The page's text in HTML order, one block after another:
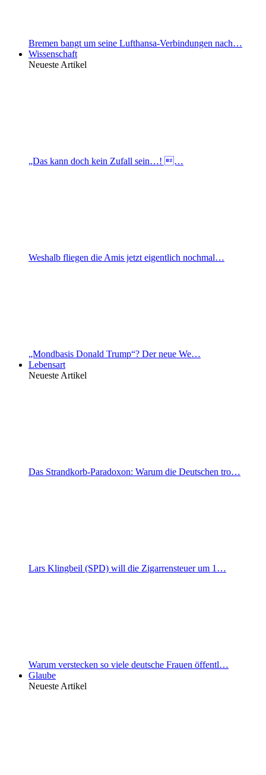
Bremen bangt um seine Lufthansa-Verbindungen nach…
Wissenschaft
Neueste Artikel
„Das kann doch kein Zufall sein…! …
Weshalb fliegen die Amis jetzt eigentlich nochmal…
„Mondbasis Donald Trump“? Der neue We…
Lebensart
Neueste Artikel
Das Strandkorb-Paradoxon: Warum die Deutschen tro…
Lars Klingbeil (SPD) will die Zigarrensteuer um 1…
Warum verstecken so viele deutsche Frauen öffentl…
Glaube
Neueste Artikel